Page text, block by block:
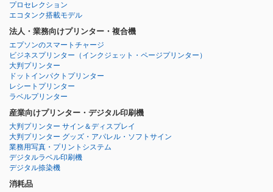
プロセレクション
エコタンク搭載モデル
法人・業務向けプリンター・複合機
エプソンのスマートチャージ
ビジネスプリンター （インクジェット・ページプリンター）
大判プリンター
ドットインパクトプリンター
レシートプリンター
ラベルプリンター
産業向けプリンター・デジタル印刷機
大判プリンター サイン＆ディスプレイ
大判プリンター グッズ・アパレル・ソフトサイン
業務用写真・プリントシステム
デジタルラベル印刷機
デジタル捺染機
消耗品